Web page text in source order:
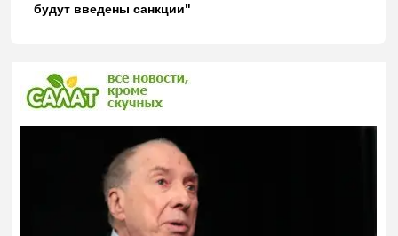
будут введены санкции"